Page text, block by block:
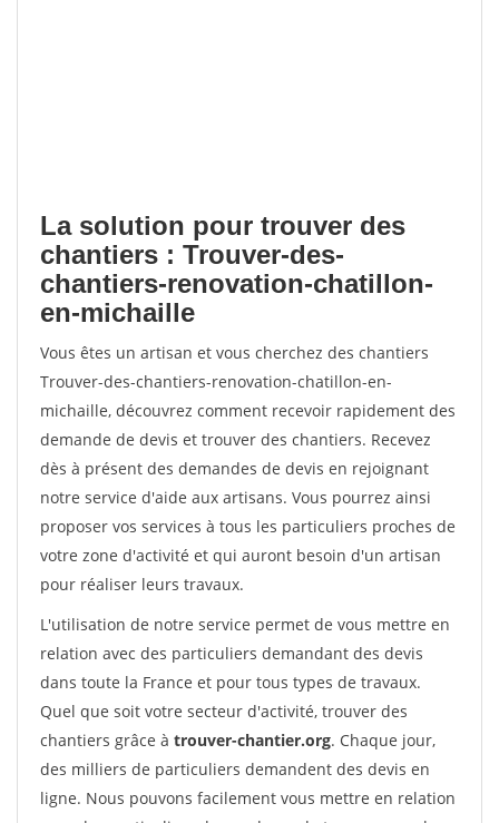
La solution pour trouver des
chantiers : Trouver-des-
chantiers-renovation-chatillon-
en-michaille
Vous êtes un artisan et vous cherchez des chantiers
Trouver-des-chantiers-renovation-chatillon-en-
michaille, découvrez comment recevoir rapidement des
demande de devis et trouver des chantiers. Recevez
dès à présent des demandes de devis en rejoignant
notre service d'aide aux artisans. Vous pourrez ainsi
proposer vos services à tous les particuliers proches de
votre zone d'activité et qui auront besoin d'un artisan
pour réaliser leurs travaux.
L'utilisation de notre service permet de vous mettre en
relation avec des particuliers demandant des devis
dans toute la France et pour tous types de travaux.
Quel que soit votre secteur d'activité, trouver des
chantiers grâce à trouver-chantier.org. Chaque jour,
des milliers de particuliers demandent des devis en
ligne. Nous pouvons facilement vous mettre en relation